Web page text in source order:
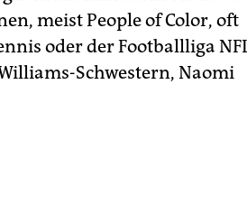
meist People of Color, oft
oder der Footballliga
Schwestern, Naomi